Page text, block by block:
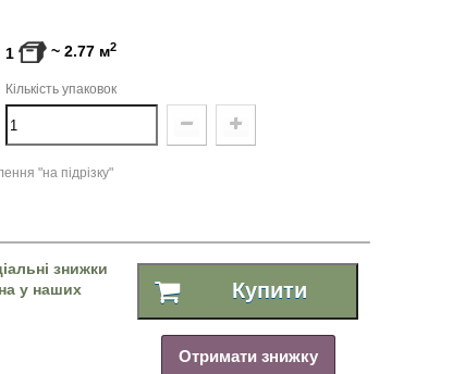
1 ~ 2.77 м2
Кількість упаковок
"на підрізку"
знижки
у наших
Купити
Отримати знижку